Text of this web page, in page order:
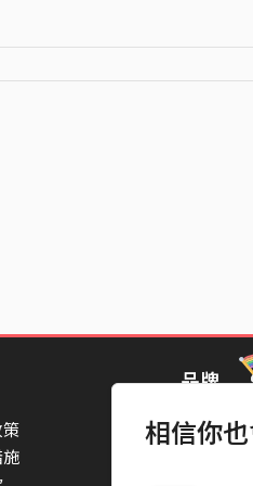
相信你
策
施
品牌